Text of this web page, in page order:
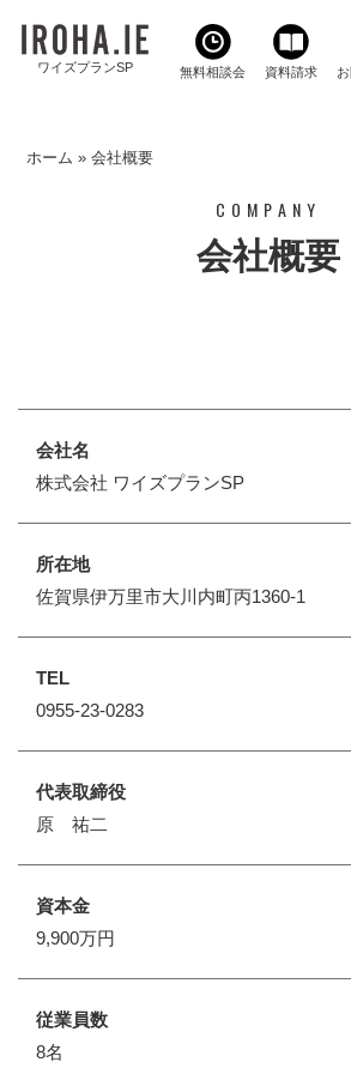
ワイズプランSP 無料相談会 資料請求
ホーム »会社概要
COMPANY
会社概要
会社名
株式会社 ワイズプランSP
所在地
佐賀県伊万里市大川内町丙1360-1
TEL
0955-23-0283
代表取締役
原 祐二
資本金
9,900万円
従業員数
8名